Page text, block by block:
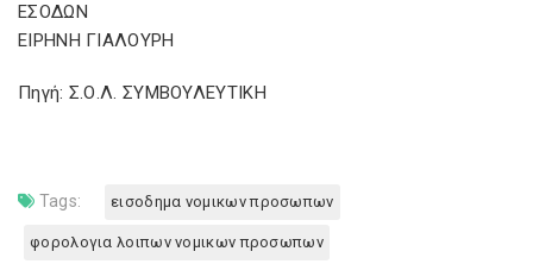
ΕΣΟΔΩΝ
ΕΙΡΗΝΗ ΓΙΑΛΟΥΡΗ
Πηγή: Σ.Ο.Λ. ΣΥΜΒΟΥΛΕΥΤΙΚΗ
Tags: εισοδημα νομικων προσωπων
φορολογια λοιπων νομικων προσωπων